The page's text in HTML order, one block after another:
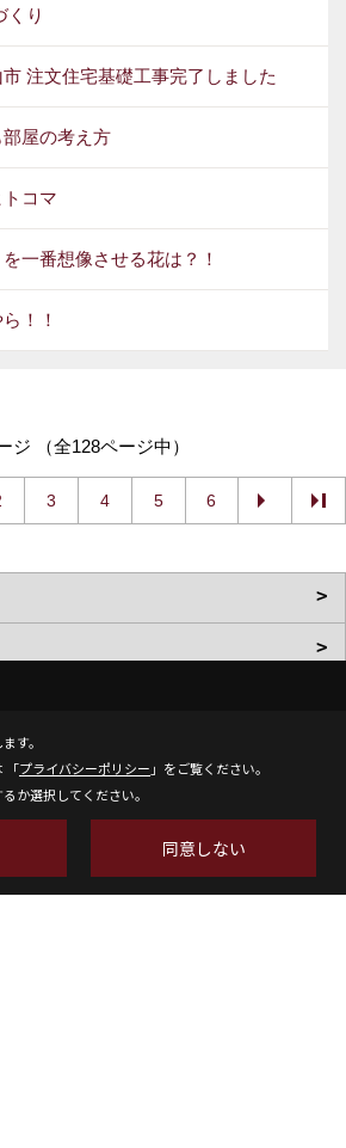
くり
注文住宅基礎工事完了しました
部屋の考え方
コマ
を一番想像させる花は？！
！！
ジ （全128ページ中）
3 4 5 6
9
す。
「プライバシーポリシー 」をご覧ください。
か選択してください。
同意しない